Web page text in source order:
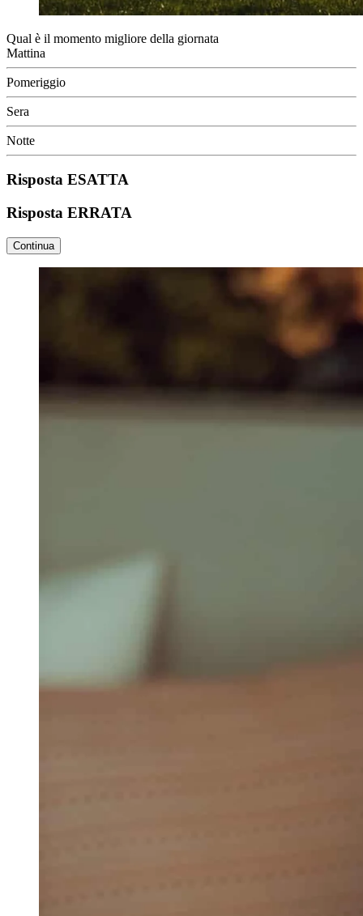
Qual è il momento migliore della giornata
Mattina
Pomeriggio
Sera
Notte
Risposta ESATTA
Risposta ERRATA
Continua